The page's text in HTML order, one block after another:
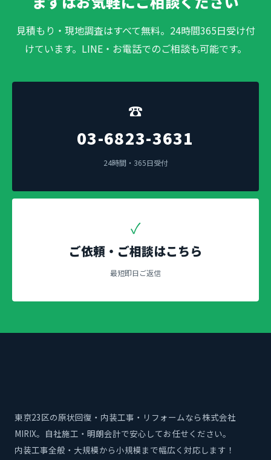
見積もり・現地調査はすべて無料。24時間365日受け付
けています。LINE・お電話でのご相談も可能です。
☎
03-6823-3631
24時間・365日受付
✓
ご依頼・ご相談はこちら
最短即日ご返信
東京23区の原状回復・内装工事・リフォームなら株式会社
MIRIX。自社施工・明朗会計で安心してお任せください。
内装工事全般・大規模から小規模まで幅広く対応します！